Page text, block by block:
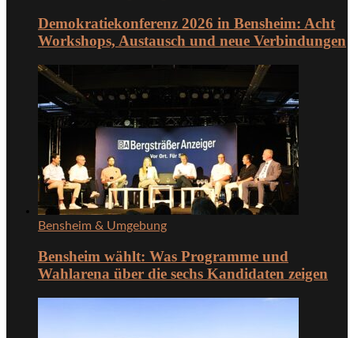
Demokratiekonferenz 2026 in Bensheim: Acht
Workshops, Austausch und neue Verbindungen
Bensheim & Umgebung
Bensheim wählt: Was Programme und
Wahlarena über die sechs Kandidaten zeigen